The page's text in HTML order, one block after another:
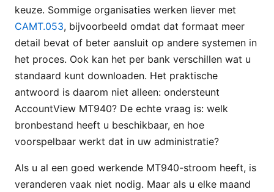
keuze. Sommige organisaties werken liever met
CAMT.053, bijvoorbeeld omdat dat formaat meer
detail bevat of beter aansluit op andere systemen in
het proces. Ook kan het per bank verschillen wat u
standaard kunt downloaden. Het praktische
antwoord is daarom niet alleen: ondersteunt
AccountView MT940? De echte vraag is: welk
bronbestand heeft u beschikbaar, en hoe
voorspelbaar werkt dat in uw administratie?
Als u al een goed werkende MT940-stroom heeft, is
veranderen vaak niet nodig. Maar als u elke maand